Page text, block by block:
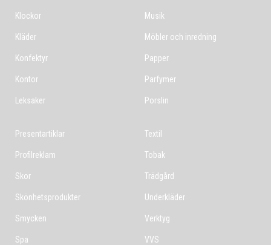
Klockor
Kläder
Konfektyr
Kontor
Leksaker
Musik
Möbler och inredning
Papper
Parfymer
Porslin
Presentartiklar
Profilreklam
Skor
Skönhetsprodukter
Smycken
Spa
Textil
Tobak
Trädgård
Underkläder
Verktyg
VVS